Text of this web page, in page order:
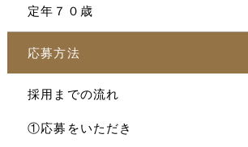
定年７０歳
応募方法
採用までの流れ
①応募をいただき